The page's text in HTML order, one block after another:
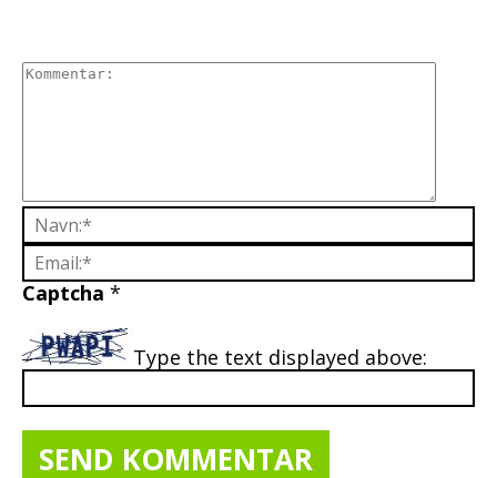
Captcha *
Type the text displayed above: